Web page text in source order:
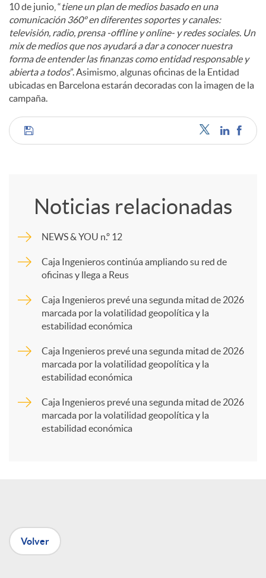
10 de junio, “tiene un plan de medios basado en una
comunicación 360º en diferentes soportes y canales:
televisión, radio, prensa -offline y online- y redes sociales. Un
mix de medios que nos ayudará a dar a conocer nuestra
forma de entender las finanzas como entidad responsable y
abierta a todos”. Asimismo, algunas oficinas de la Entidad
ubicadas en Barcelona estarán decoradas con la imagen de la
campaña.
C
p
a
n
Noticias relacionadas
NEWS & YOU n.º 12
Caja Ingenieros continúa ampliando su red de
oficinas y llega a Reus
Caja Ingenieros prevé una segunda mitad de 2026
marcada por la volatilidad geopolítica y la
estabilidad económica
Caja Ingenieros prevé una segunda mitad de 2026
marcada por la volatilidad geopolítica y la
estabilidad económica
Caja Ingenieros prevé una segunda mitad de 2026
marcada por la volatilidad geopolítica y la
estabilidad económica
Volver